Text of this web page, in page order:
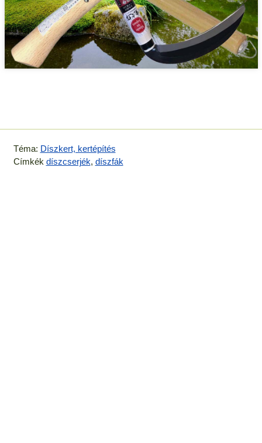
Téma: Díszkert, kertépítés
Címkék díszcserjék, díszfák